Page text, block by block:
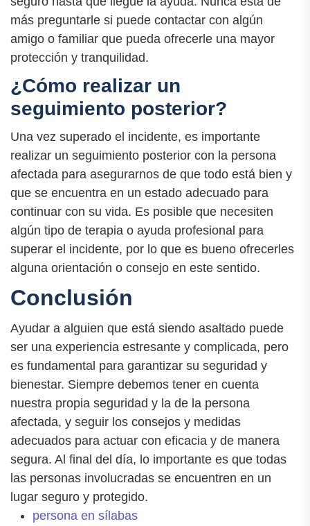
más preguntarle si puede contactar con algún
amigo o familiar que pueda ofrecerle una mayor
protección y tranquilidad.
¿Cómo realizar un
seguimiento posterior?
Una vez superado el incidente, es importante
realizar un seguimiento posterior con la persona
afectada para asegurarnos de que todo está bien y
que se encuentra en un estado adecuado para
continuar con su vida. Es posible que necesiten
algún tipo de terapia o ayuda profesional para
superar el incidente, por lo que es bueno ofrecerles
alguna orientación o consejo en este sentido.
Conclusión
Ayudar a alguien que está siendo asaltado puede
ser una experiencia estresante y complicada, pero
es fundamental para garantizar su seguridad y
bienestar. Siempre debemos tener en cuenta
nuestra propia seguridad y la de la persona
afectada, y seguir los consejos y medidas
adecuados para actuar con eficacia y de manera
segura. Al final del día, lo importante es que todas
las personas involucradas se encuentren en un
lugar seguro y protegido.
persona en sílabas